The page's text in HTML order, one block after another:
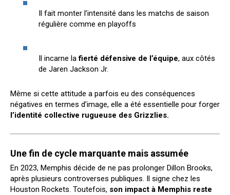
Il fait monter l’intensité dans les matchs de saison
régulière comme en playoffs
Il incarne lafierté défensive de l’équipe, aux côtés
de Jaren Jackson Jr.
Même si cette attitude a parfois eu des conséquences
négatives en termes d’image, elle a été essentielle pour forger
l’identité collective rugueuse des Grizzlies.
Une fin de cycle marquante mais assumée
En 2023, Memphis décide de ne pas prolonger Dillon Brooks,
après plusieurs controverses publiques. Il signe chez les
Houston Rockets. Toutefois, son impact à Memphis reste